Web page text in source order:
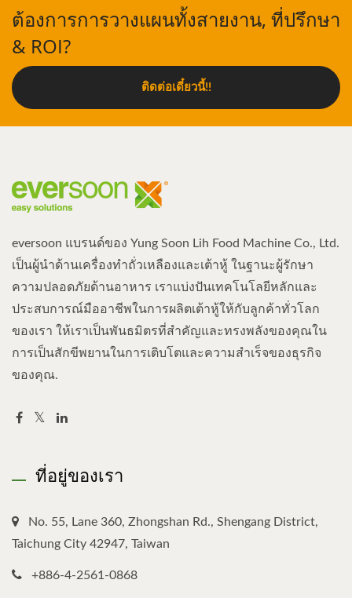
ต้องการการวางแผนทั้งสายงาน, ที่ปรึกษา
& ROI?
ติดต่อเดี๋ยวนี้!!
eversoon แบรนด์ของ Yung Soon Lih Food Machine Co., Ltd.
เป็นผู้นำด้านเครื่องทำถั่วเหลืองและเต้าหู้ ในฐานะผู้รักษา
ความปลอดภัยด้านอาหาร เราแบ่งปันเทคโนโลยีหลักและ
ประสบการณ์มืออาชีพในการผลิตเต้าหู้ให้กับลูกค้าทั่วโลก
ของเรา ให้เราเป็นพันธมิตรที่สำคัญและทรงพลังของคุณใน
การเป็นสักขีพยานในการเติบโตและความสำเร็จของธุรกิจ
ของคุณ.
ที่อยู่ของเรา
No. 55, Lane 360, Zhongshan Rd., Shengang District,
Taichung City 42947, Taiwan
+886-4-2561-0868